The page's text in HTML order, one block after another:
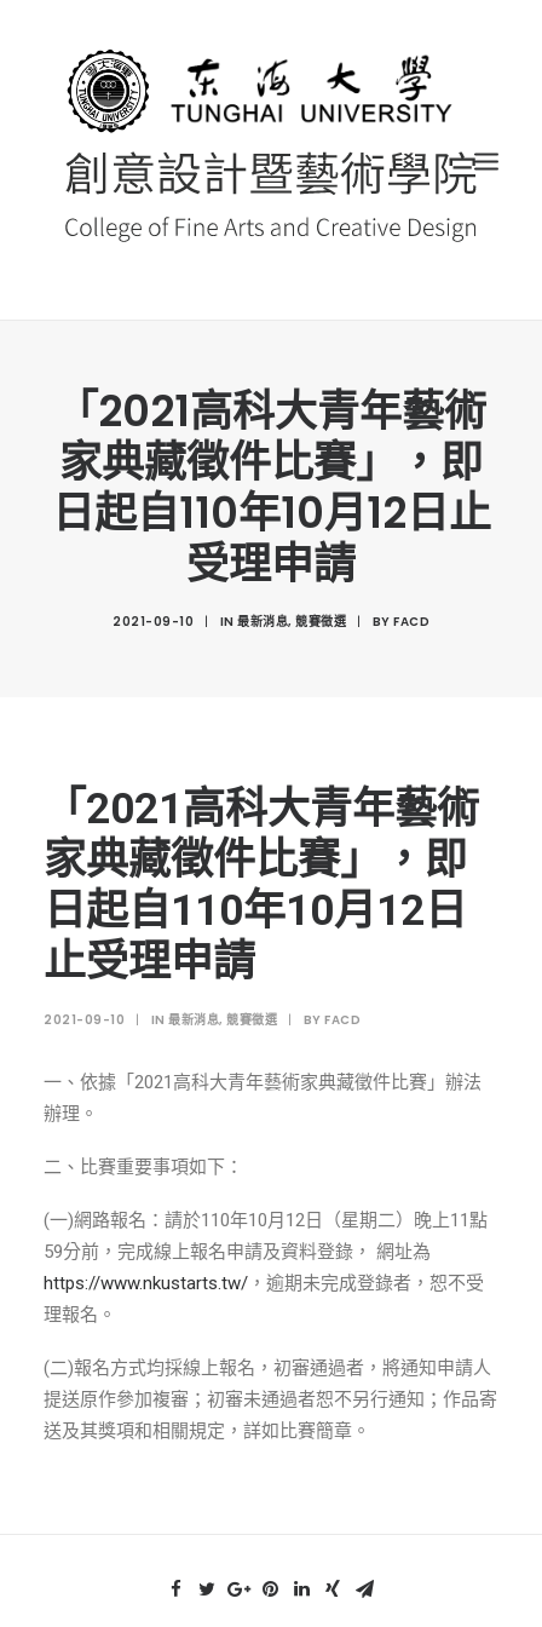
最新消息 NEWS
創藝院簡介
系所導覽
創意科技與藝術跨域學分學程
招生資訊
高中生專區
境外生專區 PROSPECTIVE STUDENTS
聯絡我們 CONTACT
ENGLISH
搜尋
「2021高科大青年藝術
家典藏徵件比賽」，即
日起自110年10月12日止
受理申請
2021-09-10 | IN 最新消息, 競賽徵選 | BY FACD
「2021高科大青年藝術
家典藏徵件比賽」，即
日起自110年10月12日
止受理申請
2021-09-10 | IN 最新消息, 競賽徵選 | BY FACD
一、依據「2021高科大青年藝術家典藏徵件比賽」辦法
辦理。
二、比賽重要事項如下：
(一)網路報名：請於110年10月12日（星期二）晚上11點
59分前，完成線上報名申請及資料登錄， 網址為
https://www.nkustarts.tw/ ，逾期未完成登錄者，恕不受
理報名。
(二)報名方式均採線上報名，初審通過者，將通知申請人
提送原作參加複審；初審未通過者恕不另行通知；作品寄
送及其獎項和相關規定，詳如比賽簡章。